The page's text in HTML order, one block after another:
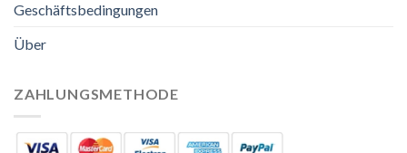
Geschäftsbedingungen
Über
ZAHLUNGSMETHODE